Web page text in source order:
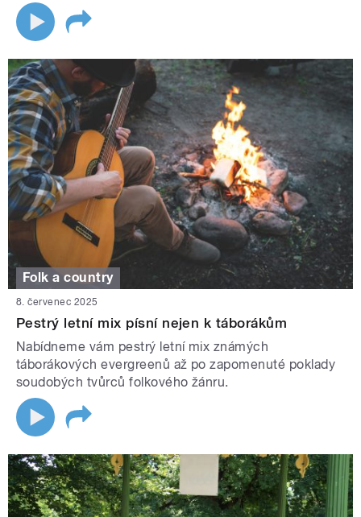
Folk a country
8. červenec 2025
Pestrý letní mix písní nejen k táborákům
Nabídneme vám pestrý letní mix známých
táborákových evergreenů až po zapomenuté poklady
soudobých tvůrců folkového žánru.